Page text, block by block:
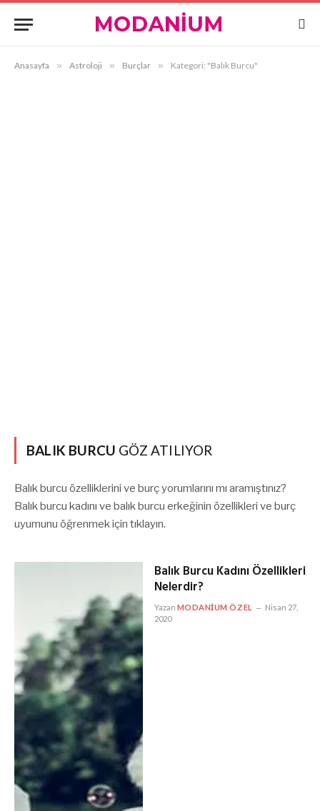
Anasayfa » Astroloji » Burçlar » Kategori: "Balık Burcu"
BALIK BURCU GÖZ ATILIYOR
Balık burcu özelliklerini ve burç yorumlarını mı aramıştınız?
Balık burcu kadını ve balık burcu erkeğinin özellikleri ve burç
uyumunu öğrenmek için tıklayın.
Balık Burcu Kadını Özellikleri
Nelerdir?
Yazan MODANIUM ÖZEL
Nisan 27,
2020